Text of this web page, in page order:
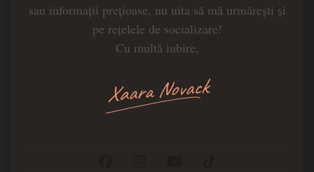
sau informații prețioase, nu uita să mă urmărești și
pe rețelele de socializare!
Cu multă iubire,
Xaara Novack